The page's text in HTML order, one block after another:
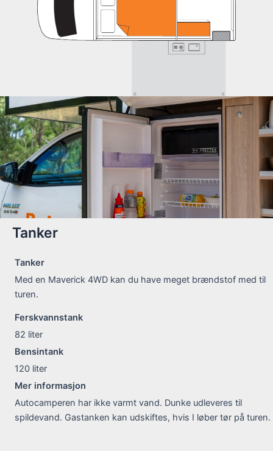
Tanker
Tanker
Med en Maverick 4WD kan du have meget brændstof med til
turen.
Ferskvannstank
82 liter
Bensintank
120 liter
Mer informasjon
Autocamperen har ikke varmt vand. Dunke udleveres til
spildevand. Gastanken kan udskiftes, hvis I løber tør på turen.